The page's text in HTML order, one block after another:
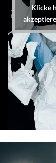
Klicke